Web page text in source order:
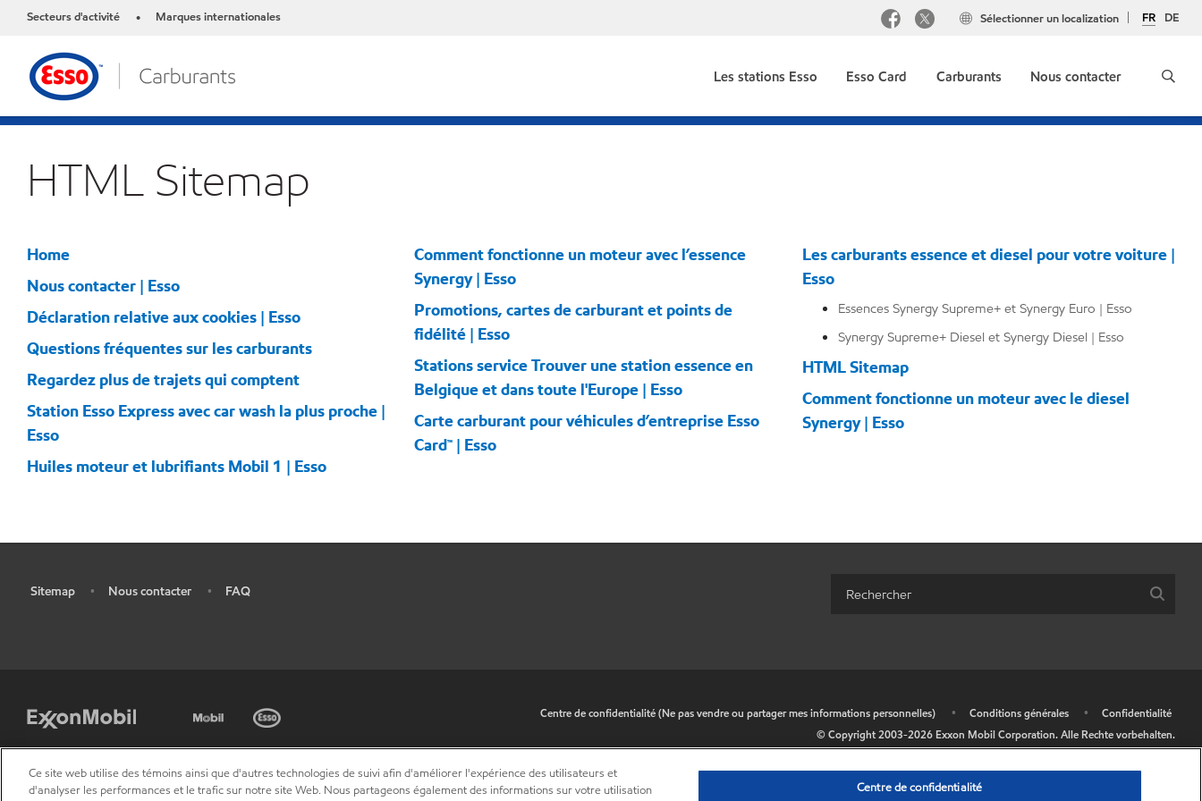
Secteurs d'activité • Marques internationales FR DE
Sélectionner un localization
Les stations Esso Esso Card Carburants Nous contacter
HTML Sitemap
Home
Nous contacter | Esso
Déclaration relative aux cookies | Esso
Questions fréquentes sur les carburants
Regardez plus de trajets qui comptent
Station Esso Express avec car wash la plus proche |
Esso
Huiles moteur et lubrifiants Mobil 1 | Esso
Comment fonctionne un moteur avec l’essence
Synergy | Esso
Promotions, cartes de carburant et points de
fidélité | Esso
Stations service Trouver une station essence en
Belgique et dans toute l'Europe | Esso
Carte carburant pour véhicules d’entreprise Esso
Card™ | Esso
Les carburants essence et diesel pour votre voiture |
Esso
Essences Synergy Supreme+ et Synergy Euro | Esso
Synergy Supreme+ Diesel et Synergy Diesel | Esso
HTML Sitemap
Comment fonctionne un moteur avec le diesel
Synergy | Esso
Sitemap • Nous contacter • FAQ
Centre de confidentialité (Ne pas vendre ou partager mes informations personnelles) • Conditions générales •
Confidentialité
© Copyright 2003-2026 Exxon Mobil Corporation. Alle Rechte vorbehalten.
Ce site web utilise des témoins ainsi que d'autres technologies de suivi afin d'améliorer l'expérience des utilisateurs et
d'analyser les performances et le trafic sur notre site Web. Nous partageons également des informations sur votre utilisation
Centre de confidentialité